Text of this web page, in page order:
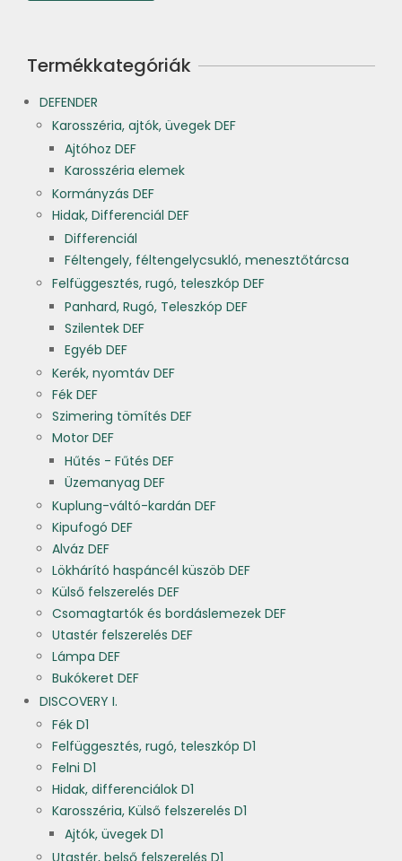
Termékkategóriák
DEFENDER
Karosszéria, ajtók, üvegek DEF
Ajtóhoz DEF
Karosszéria elemek
Kormányzás DEF
Hidak, Differenciál DEF
Differenciál
Féltengely, féltengelycsukló, menesztőtárcsa
Felfüggesztés, rugó, teleszkóp DEF
Panhard, Rugó, Teleszkóp DEF
Szilentek DEF
Egyéb DEF
Kerék, nyomtáv DEF
Fék DEF
Szimering tömítés DEF
Motor DEF
Hűtés - Fűtés DEF
Üzemanyag DEF
Kuplung-váltó-kardán DEF
Kipufogó DEF
Alváz DEF
Lökhárító haspáncél küszöb DEF
Külső felszerelés DEF
Csomagtartók és bordáslemezek DEF
Utastér felszerelés DEF
Lámpa DEF
Bukókeret DEF
DISCOVERY I.
Fék D1
Felfüggesztés, rugó, teleszkóp D1
Felni D1
Hidak, differenciálok D1
Karosszéria, Külső felszerelés D1
Ajtók, üvegek D1